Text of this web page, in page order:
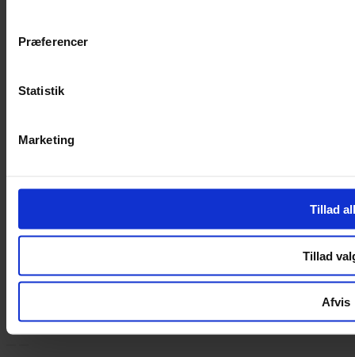
Præferencer
Statistik
Marketing
Tillad
Tillad
Afvis
Cookiepolitik
Cookiepolitik
Copyright © 2022.Design & hosting by Webhuset Ballum ApS